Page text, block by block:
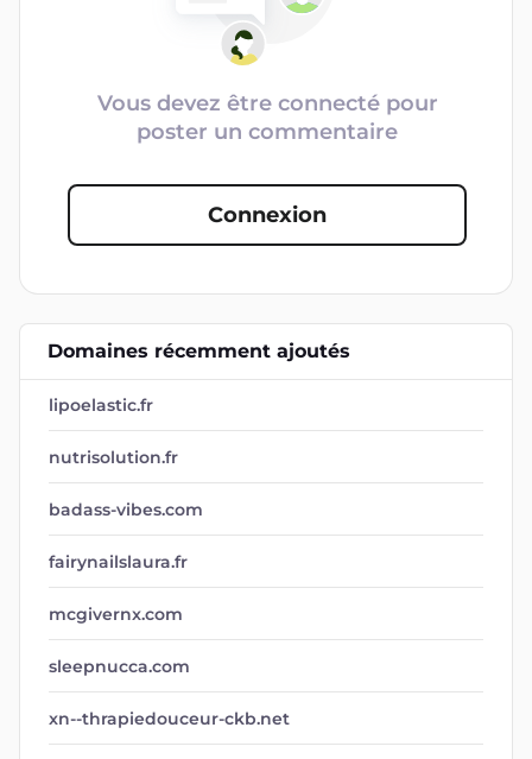
Vous devez être connecté pour
poster un commentaire
Connexion
Domaines récemment ajoutés
lipoelastic.fr
nutrisolution.fr
badass-vibes.com
fairynailslaura.fr
mcgivernx.com
sleepnucca.com
xn--thrapiedouceur-ckb.net